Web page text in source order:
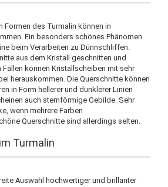
Formen des Turmalin können in
Ein besonders schönes Phänomen
beim Verarbeiten zu Dünnschliffen.
aus dem Kristall geschnitten und
können Kristallscheiben mit sehr
herauskommen. Die Querschnitte können
in Form hellerer und dunklerer Linien
auch sternförmige Gebilde. Sehr
wenn mehrere Farben
Querschnitte sind allerdings selten.
Turmalin
Auswahl hochwertiger und brillanter